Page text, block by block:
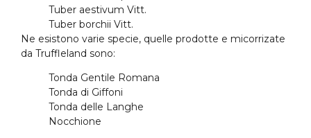
Tuber aestivum Vitt.
Tuber borchii Vitt.
Ne esistono varie specie, quelle prodotte e micorrizate
da Truffleland sono:
Tonda Gentile Romana
Tonda di Giffoni
Tonda delle Langhe
Nocchione